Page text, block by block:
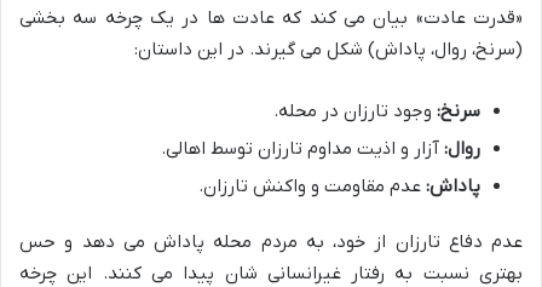
«قدرت عادت» بیان می کند که عادت ها در یک چرخه سه بخشی
(سرنخ، روال، پاداش) شکل می گیرند. در این داستان:
سرنخ: وجود تارزان در محله.
روال: آزار و اذیت مداوم تارزان توسط اهالی.
پاداش: عدم مقاومت و واکنش تارزان.
عدم دفاع تارزان از خود، به مردم محله پاداش می دهد و حس
بهتری نسبت به رفتار غیرانسانی شان پیدا می کنند. این چرخه